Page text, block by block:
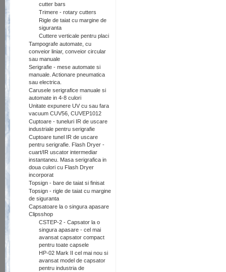
cutter bars
Trimere - rotary cutters
Rigle de taiat cu margine de
siguranta
Cuttere verticale pentru placi
Tampografe automate, cu
conveior liniar, conveior circular
sau manuale
Serigrafie - mese automate si
manuale. Actionare pneumatica
sau electrica.
Carusele serigrafice manuale si
automate in 4-8 culori
Unitate expunere UV cu sau fara
vacuum CUV56, CUVEP1012
Cuptoare - tuneluri IR de uscare
industriale pentru serigrafie
Cuptoare tunel IR de uscare
pentru serigrafie. Flash Dryer -
cuart/IR uscator intermediar
instantaneu. Masa serigrafica in
doua culori cu Flash Dryer
incorporat
Topsign - bare de taiat si finisat
Topsign - rigle de taiat cu margine
de siguranta
Capsatoare la o singura apasare
Clipsshop
CSTEP-2 - Capsator la o
singura apasare - cel mai
avansat capsator compact
pentru toate capsele
HP-02 Mark II cel mai nou si
avansat model de capsator
pentru industria de